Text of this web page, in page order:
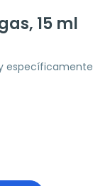
15 ml
específicamente